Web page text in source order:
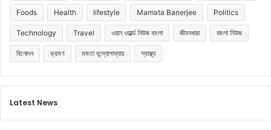
Foods Health lifestyle Mamata Banerjee Politics
Technology Travel ওয়ান ওয়ার্ল্ড নিউজ বাংলা জীবনধারা বাংলা নিউজ
বিনোদন ভ্রমণ মমতা বন্দ্যোপাধ্যায় স্বাস্থ্য
Latest News